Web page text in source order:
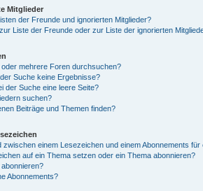
Mitglieder
der Freunde und ignorierten Mitglieder?
Liste der Freunde oder zur Liste der ignorierten
mehrere Foren durchsuchen?
Suche keine Ergebnisse?
der Suche eine leere Seite?
suchen?
Beiträge und Themen finden?
einem Lesezeichen und einem Abonnements
auf ein Thema setzen oder ein Thema abonnieren?
Abonnements?